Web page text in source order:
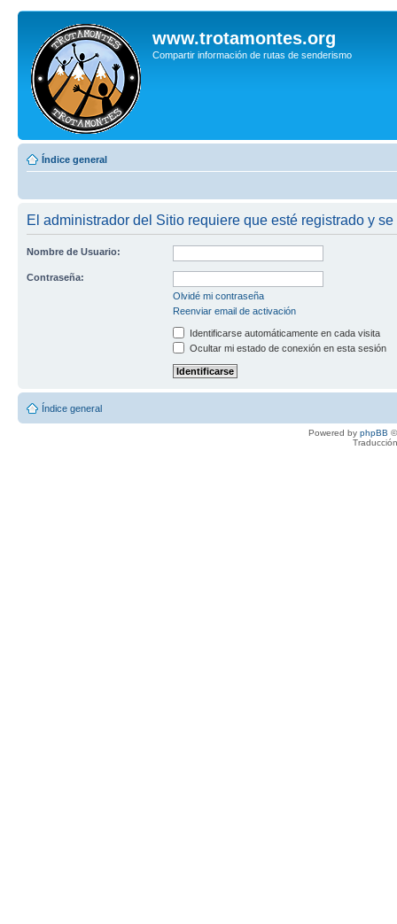
www.trotamontes.org
Compartir información de rutas de senderismo
Índice general
El administrador del Sitio requiere que esté registrado y
Nombre de Usuario:
Contraseña:
Olvidé mi contraseña
Reenviar email de activación
Identificarse automáticamente en cada visita
Ocultar mi estado de conexión en esta sesión
Índice general
Powered by phpBB